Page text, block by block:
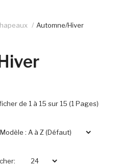
Automne/Hiver
de 1 à 15 sur 15 (1 Pages)